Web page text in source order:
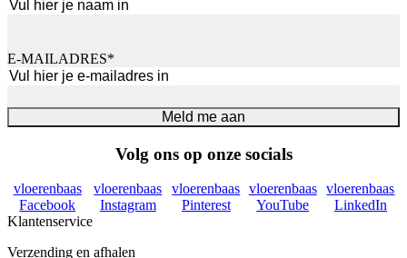
E-MAILADRES*
Meld me aan
Volg ons op onze socials
vloerenbaas
Facebook
vloerenbaas
Instagram
vloerenbaas
Pinterest
vloerenbaas
YouTube
vloerenbaas
LinkedIn
Klantenservice
Verzending en afhalen